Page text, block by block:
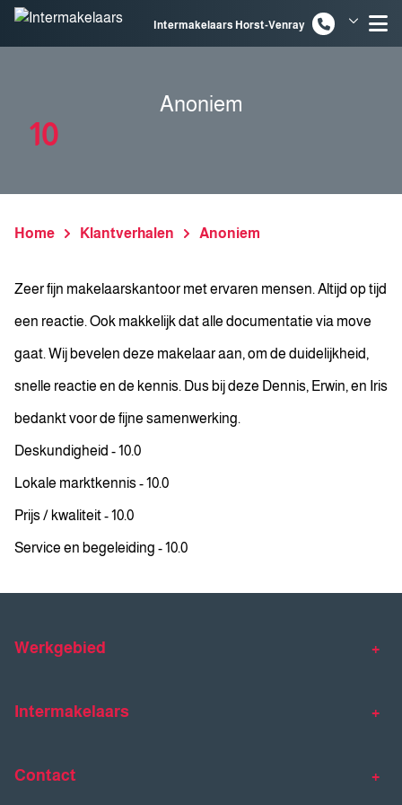
Spring naar inhoud
Intermakelaars Horst-Venray
Anoniem
10
Home Klantverhalen Anoniem
Zeer fijn makelaarskantoor met ervaren mensen. Altijd op tijd
een reactie. Ook makkelijk dat alle documentatie via move
gaat. Wij bevelen deze makelaar aan, om de duidelijkheid,
snelle reactie en de kennis. Dus bij deze Dennis, Erwin, en Iris
bedankt voor de fijne samenwerking.
Deskundigheid - 10.0
Lokale marktkennis - 10.0
Prijs / kwaliteit - 10.0
Service en begeleiding - 10.0
Werkgebied
Intermakelaars
Contact